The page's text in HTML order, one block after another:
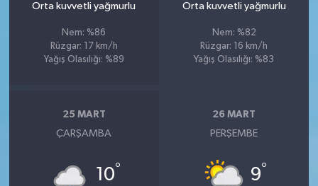
Orta kuvvetli yağmurlu
Nem: %86
Rüzgar: 17 km/h
Yağış Olasılığı: %89
Orta kuvvetli yağmurlu
Nem: %82
Rüzgar: 16 km/h
Yağış Olasılığı: %83
25 MART
ÇARŞAMBA
10°
26 MART
PERŞEMBE
9°